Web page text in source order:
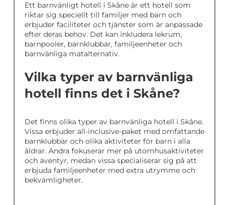
Ett barnvänligt hotell i Skåne är ett hotell som
riktar sig speciellt till familjer med barn och
erbjuder faciliteter och tjänster som är anpassade
efter deras behov. Det kan inkludera lekrum,
barnpooler, barnklubbar, familjeenheter och
barnvänliga matalternativ.
Vilka typer av barnvänliga
hotell finns det i Skåne?
Det finns olika typer av barnvänliga hotell i Skåne.
Vissa erbjuder all-inclusive-paket med omfattande
barnklubbar och olika aktiviteter för barn i alla
åldrar. Andra fokuserar mer på utomhusaktiviteter
och äventyr, medan vissa specialiserar sig på att
erbjuda familjeenheter med extra utrymme och
bekvämligheter.